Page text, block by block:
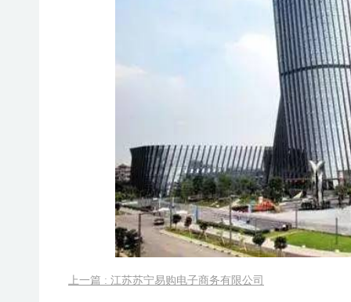
上一篇 : 江苏苏宁易购电子商务有限公司